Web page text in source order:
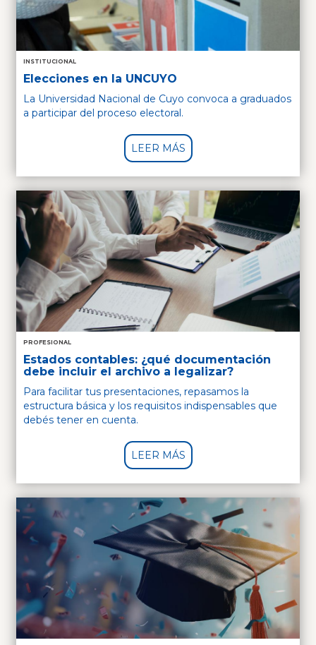
INSTITUCIONAL
Elecciones en la UNCUYO
La Universidad Nacional de Cuyo convoca a graduados
a participar del proceso electoral.
LEER MÁS
PROFESIONAL
Estados contables: ¿qué documentación
debe incluir el archivo a legalizar?
Para facilitar tus presentaciones, repasamos la
estructura básica y los requisitos indispensables que
debés tener en cuenta.
LEER MÁS